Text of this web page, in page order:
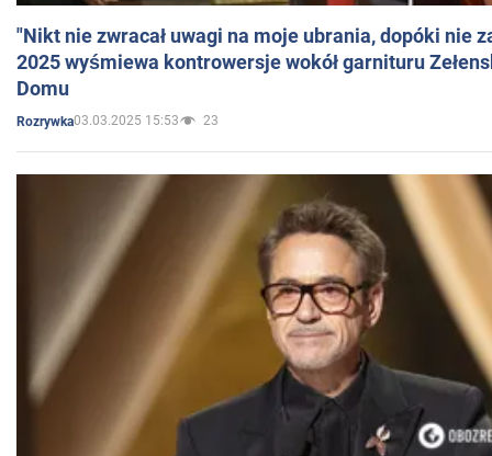
"Nikt nie zwracał uwagi na moje ubrania, dopóki nie
2025 wyśmiewa kontrowersje wokół garnituru
Domu
Rozrywka03.03.2025 15:53 23